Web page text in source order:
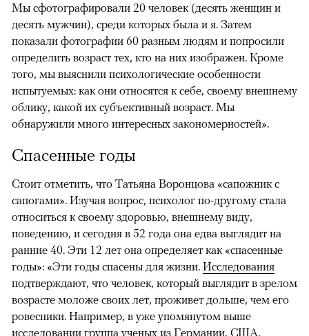
Мы сфотографировали 20 человек (десять женщин и
десять мужчин), среди которых была и я. Затем
показали фотографии 60 разным людям и попросили
определить возраст тех, кто на них изображен. Кроме
того, мы выяснили психологические особенности
испытуемых: как они относятся к себе, своему внешнему
облику, какой их субъективный возраст. Мы
обнаружили много интересных закономерностей».
Спасенные годы
Стоит отметить, что Татьяна Воронцова «сапожник с
сапогами». Изучая вопрос, психолог по-другому стала
относиться к своему здоровью, внешнему виду,
поведению, и сегодня в 52 года она едва выглядит на
ранние 40. Эти 12 лет она определяет как «спасенные
годы»: «Эти годы спасены для жизни. Исследования
подтверждают, что человек, который выглядит в зрелом
возрасте моложе своих лет, проживет дольше, чем его
ровесники. Например, в уже упомянутом выше
исследовании группа ученых из Германии, США,